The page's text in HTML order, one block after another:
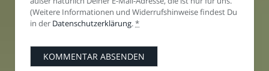
(Weitere Informationen und Widerrufshinweise findest Du
in der Datenschutzerklärung.*